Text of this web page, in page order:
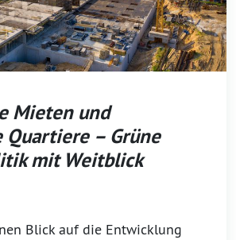
Mieten und
Quartiere – Grüne
mit Weitblick
Blick auf die Entwicklung